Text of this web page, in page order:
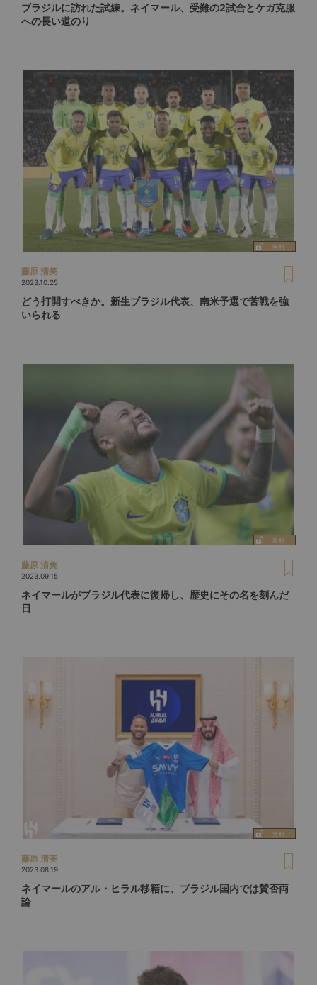
ブラジルに訪れた試練。ネイマール、受難の2試合とケガ克服
への長い道のり
藤原 清美
2023.10.25
どう打開すべきか。新生ブラジル代表、南米予選で苦戦を強
いられる
藤原 清美
2023.09.15
ネイマールがブラジル代表に復帰し、歴史にその名を刻んだ
日
藤原 清美
2023.08.19
ネイマールのアル・ヒラル移籍に、ブラジル国内では賛否両
論